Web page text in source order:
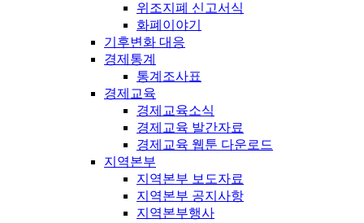
위조지폐 신고서식
화폐이야기
기후변화 대응
경제통계
통계조사표
경제교육
경제교육소식
경제교육 발간자료
경제교육 웹툰 다운로드
지역본부
지역본부 보도자료
지역본부 공지사항
지역본부행사